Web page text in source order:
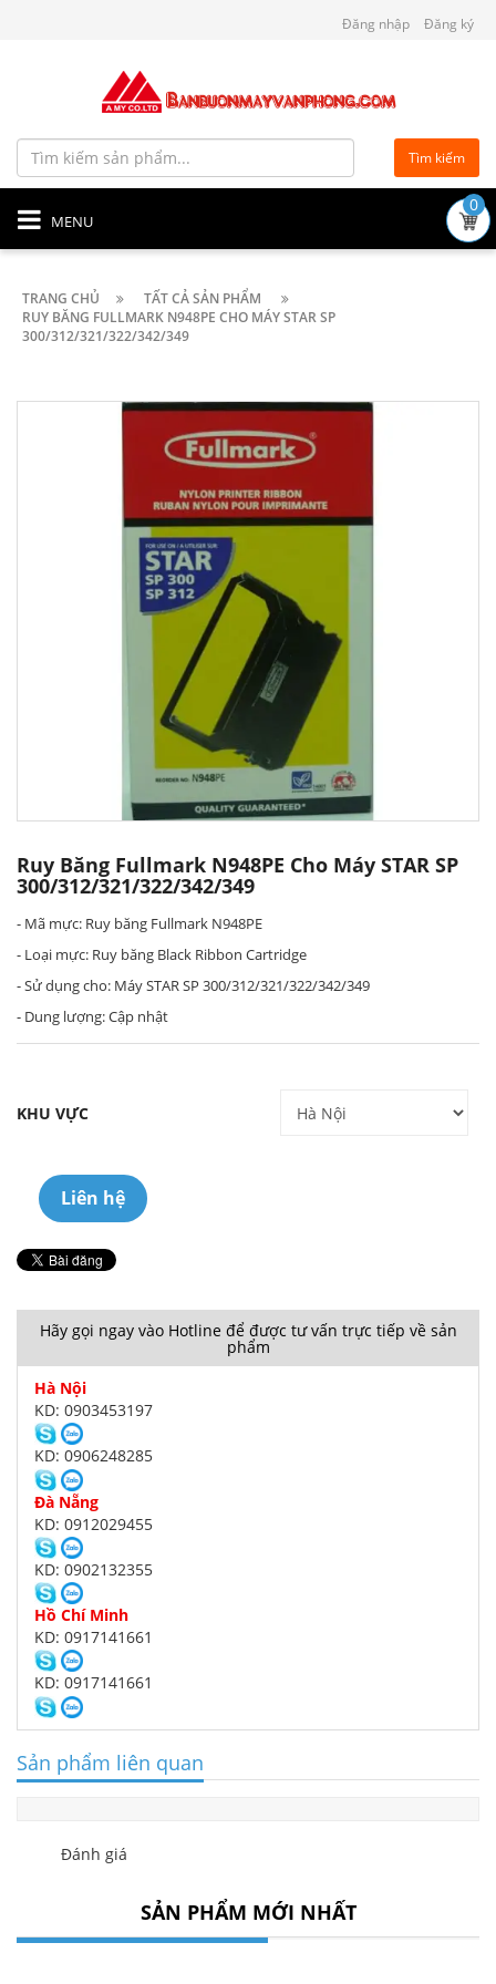
Đăng nhập Đăng ký
Tìm kiếm
MENU
0
TRANG CHỦ
TẤT CẢ SẢN PHẨM
RUY BĂNG FULLMARK N948PE CHO MÁY STAR SP
300/312/321/322/342/349
Ruy Băng Fullmark N948PE Cho Máy STAR SP
300/312/321/322/342/349
- Mã mực: Ruy băng Fullmark N948PE
- Loại mực: Ruy băng Black Ribbon Cartridge
- Sử dụng cho: Máy STAR SP 300/312/321/322/342/349
- Dung lượng: Cập nhật
KHU VỰC
Liên hệ
Hãy gọi ngay vào Hotline để được tư vấn trực tiếp về sản
phẩm
Hà Nội
KD: 0903453197
KD: 0906248285
Đà Nẵng
KD: 0912029455
KD: 0902132355
Hồ Chí Minh
KD: 0917141661
KD: 0917141661
Sản phẩm liên quan
Đánh giá
SẢN PHẨM MỚI NHẤT